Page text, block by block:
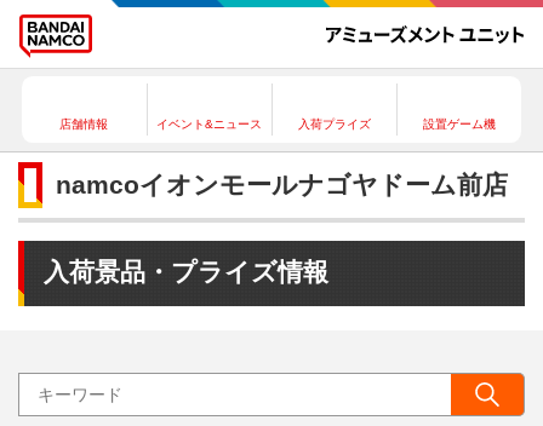
店舗情報 イベント&ニュース 入荷プライズ 設置ゲーム機
namcoイオンモールナゴヤドーム前店
入荷景品・プライズ情報